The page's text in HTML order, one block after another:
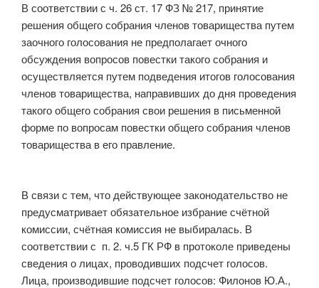
В соответствии с ч. 26 ст. 17 ФЗ № 217, принятие
решения общего собрания членов товарищества путем
заочного голосования не предполагает очного
обсуждения вопросов повестки такого собрания и
осуществляется путем подведения итогов голосования
членов товарищества, направивших до дня проведения
такого общего собрания свои решения в письменной
форме по вопросам повестки общего собрания членов
товарищества в его правление.
В связи с тем, что действующее законодательство не
предусматривает обязательное избрание счётной
комиссии, счётная комиссия не выбиралась. В
соответствии с п. 2. ч.5 ГК РФ в протоколе приведены
сведения о лицах, проводивших подсчет голосов.
Лица, производившие подсчет голосов: Филонов Ю.А.,